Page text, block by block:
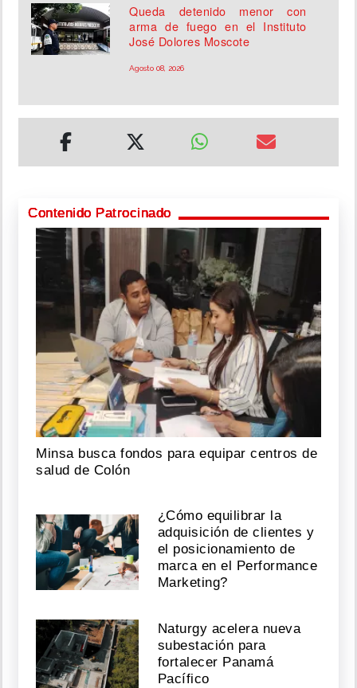
Queda detenido menor con
arma de fuego en el Instituto
José Dolores Moscote
Agosto 08, 2026
Contenido Patrocinado
Minsa busca fondos para equipar centros de
salud de Colón
¿Cómo equilibrar la
adquisición de clientes y
el posicionamiento de
marca en el Performance
Marketing?
Naturgy acelera nueva
subestación para
fortalecer Panamá
Pacífico